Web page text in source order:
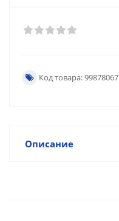
Код товара: 99878067
Описание